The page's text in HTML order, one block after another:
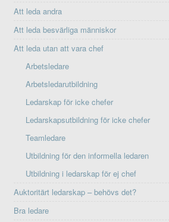
Att leda andra
Att leda besvärliga människor
Att leda utan att vara chef
Arbetsledare
Arbetsledarutbildning
Ledarskap för icke chefer
Ledarskapsutbildning för icke chefer
Teamledare
Utbildning för den informella ledaren
Utbildning i ledarskap för ej chef
Auktoritärt ledarskap – behövs det?
Bra ledare